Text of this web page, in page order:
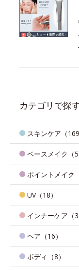
カテゴリで探
スキンケア（169
ベースメイク（
ポイントメイク
UV（18）
インナーケア（
ヘア（16）
ボディ（8）